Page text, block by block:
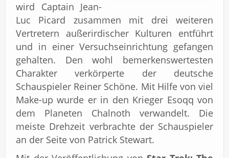
wird Captain Jean-
Luc Picard zusammen mit drei weiteren
Vertretern außerirdischer Kulturen entführt
und in einer Versuchseinrichtung gefangen
gehalten. Den wohl bemerkenswertesten
Charakter verkörperte der deutsche
Schauspieler Reiner Schöne. Mit Hilfe von viel
Make-up wurde er in den Krieger Esoqq von
dem Planeten Chalnoth verwandelt. Die
meiste Drehzeit verbrachte der Schauspieler
an der Seite von Patrick Stewart.